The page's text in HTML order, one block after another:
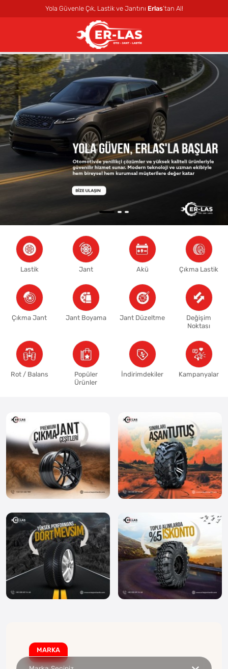
Yola Güvenle Çık, Lastik ve Jantını Erlas’tan Al!
Lastik Jant Akü Çıkma Lastik
Çıkma Jant Jant Boyama Jant Düzeltme
Değişim
Noktası
Rot / Balans
Popüler
Ürünler
İndirimdekiler Kampanyalar
MARKA